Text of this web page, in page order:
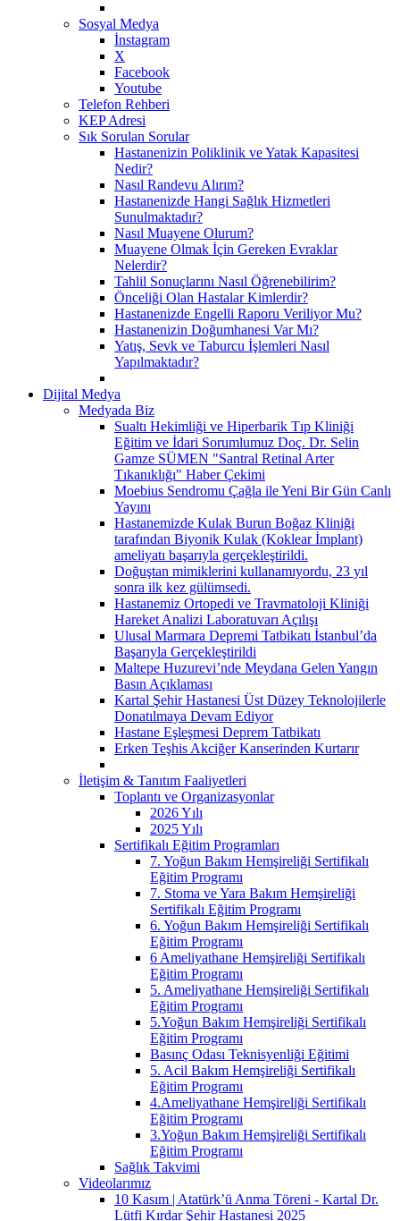
Sosyal Medya
İnstagram
X
Facebook
Youtube
Telefon Rehberi
KEP Adresi
Sık Sorulan Sorular
Hastanenizin Poliklinik ve Yatak Kapasitesi
Nedir?
Nasıl Randevu Alırım?
Hastanenizde Hangi Sağlık Hizmetleri
Sunulmaktadır?
Nasıl Muayene Olurum?
Muayene Olmak İçin Gereken Evraklar
Nelerdir?
Tahlil Sonuçlarını Nasıl Öğrenebilirim?
Önceliği Olan Hastalar Kimlerdir?
Hastanenizde Engelli Raporu Veriliyor Mu?
Hastanenizin Doğumhanesi Var Mı?
Yatış, Sevk ve Taburcu İşlemleri Nasıl
Yapılmaktadır?
Dijital Medya
Medyada Biz
Sualtı Hekimliği ve Hiperbarik Tıp Kliniği
Eğitim ve İdari Sorumlumuz Doç. Dr. Selin
Gamze SÜMEN "Santral Retinal Arter
Tıkanıklığı" Haber Çekimi
Moebius Sendromu Çağla ile Yeni Bir Gün Canlı
Yayını
Hastanemizde Kulak Burun Boğaz Kliniği
tarafından Biyonik Kulak (Koklear İmplant)
ameliyatı başarıyla gerçekleştirildi.
Doğuştan mimiklerini kullanamıyordu, 23 yıl
sonra ilk kez gülümsedi.
Hastanemiz Ortopedi ve Travmatoloji Kliniği
Hareket Analizi Laboratuvarı Açılışı
Ulusal Marmara Depremi Tatbikatı İstanbul’da
Başarıyla Gerçekleştirildi
Maltepe Huzurevi’nde Meydana Gelen Yangın
Basın Açıklaması
Kartal Şehir Hastanesi Üst Düzey Teknolojilerle
Donatılmaya Devam Ediyor
Hastane Eşleşmesi Deprem Tatbikatı
Erken Teşhis Akciğer Kanserinden Kurtarır
İletişim & Tanıtım Faaliyetleri
Toplantı ve Organizasyonlar
2026 Yılı
2025 Yılı
Sertifikalı Eğitim Programları
7. Yoğun Bakım Hemşireliği Sertifikalı
Eğitim Programı
7. Stoma ve Yara Bakım Hemşireliği
Sertifikalı Eğitim Programı
6. Yoğun Bakım Hemşireliği Sertifikalı
Eğitim Programı
6 Ameliyathane Hemşireliği Sertifikalı
Eğitim Programı
5. Ameliyathane Hemşireliği Sertifikalı
Eğitim Programı
5.Yoğun Bakım Hemşireliği Sertifikalı
Eğitim Programı
Basınç Odası Teknisyenliği Eğitimi
5. Acil Bakım Hemşireliği Sertifikalı
Eğitim Programı
4.Ameliyathane Hemşireliği Sertifikalı
Eğitim Programı
3.Yoğun Bakım Hemşireliği Sertifikalı
Eğitim Programı
Sağlık Takvimi
Videolarımız
10 Kasım | Atatürk’ü Anma Töreni - Kartal Dr.
Lütfi Kırdar Şehir Hastanesi 2025